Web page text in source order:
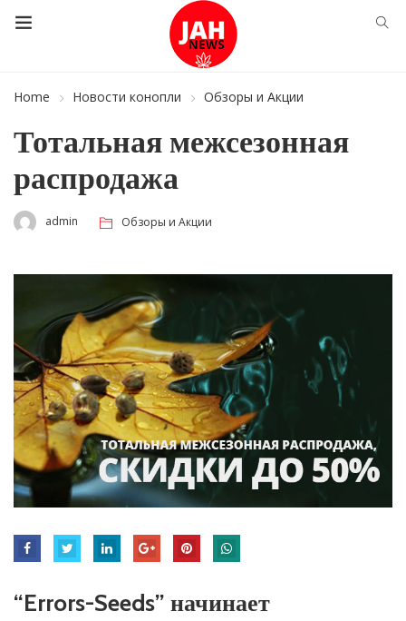
Home Новости конопли Обзоры и Акции
Тотальная межсезонная
распродажа
admin Обзоры и Акции
“Errors-Seeds” начинает